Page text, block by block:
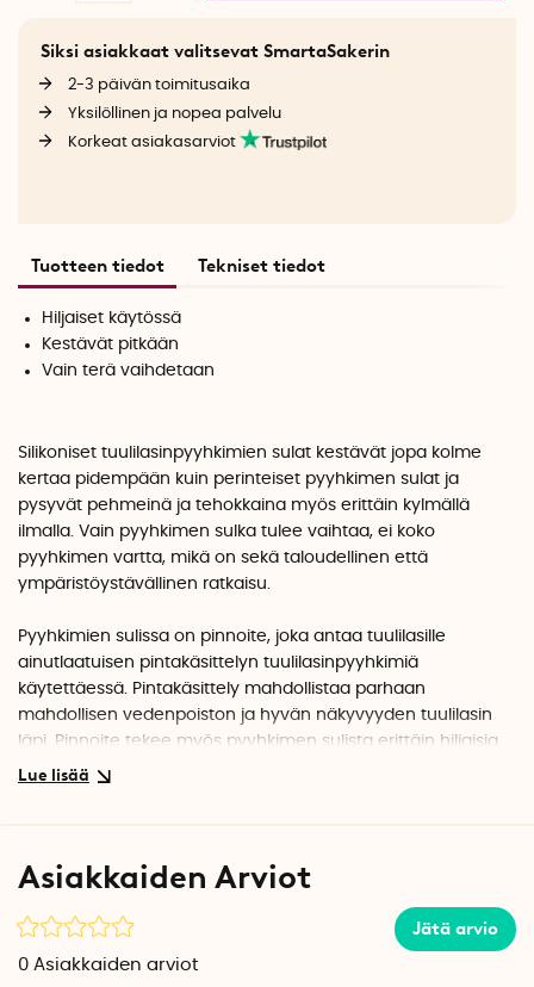
Siksi asiakkaat valitsevat SmartaSakerin
2-3 päivän toimitusaika
Yksilöllinen ja nopea palvelu
Korkeat asiakasarviot
Tuotteen tiedot Tekniset tiedot
Hiljaiset käytössä
Kestävät pitkään
Vain terä vaihdetaan
Silikoniset tuulilasinpyyhkimien sulat kestävät jopa kolme
kertaa pidempään kuin perinteiset pyyhkimen sulat ja
pysyvät pehmeinä ja tehokkaina myös erittäin kylmällä
ilmalla. Vain pyyhkimen sulka tulee vaihtaa, ei koko
pyyhkimen vartta, mikä on sekä taloudellinen että
ympäristöystävällinen ratkaisu.
Pyyhkimien sulissa on pinnoite, joka antaa tuulilasille
ainutlaatuisen pintakäsittelyn tuulilasinpyyhkimiä
käytettäessä. Pintakäsittely mahdollistaa parhaan
mahdollisen vedenpoiston ja hyvän näkyvyyden tuulilasin
läpi. Pinnoite tekee myös pyyhkimen sulista erittäin hiljaisia
käytössä.
cm.
Mustat pyyhkimen sulat ovat 8 mm leveät, pituus 70 cm.
Asiakkaiden Arviot
Jätä arvio
0 Asiakkaiden arviot